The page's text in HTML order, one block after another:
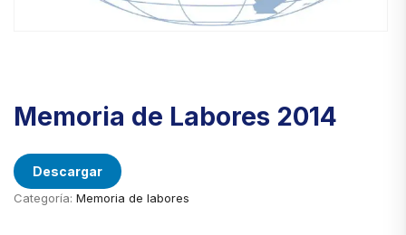
Memoria de Labores 2014
Descargar
Categoría: Memoria de labores